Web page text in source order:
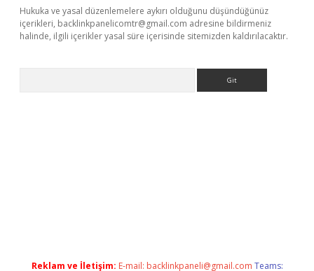
Hukuka ve yasal düzenlemelere aykırı olduğunu düşündüğünüz
içerikleri, backlinkpanelicomtr@gmail.com adresine bildirmeniz
halinde, ilgili içerikler yasal süre içerisinde sitemizden kaldırılacaktır.
Reklam ve İletişim: E-mail: backlinkpaneli@gmail.com Teams: